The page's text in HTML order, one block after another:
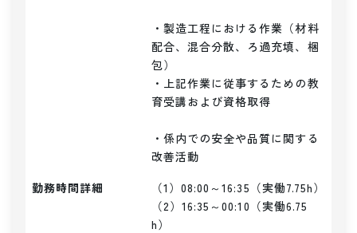
・製造工程における作業（材料
配合、混合分散、ろ過充填、梱
包）
・上記作業に従事するための教
育受講および資格取得
・係内での安全や品質に関する
改善活動
勤務時間詳細
（1）08:00～16:35（実働7.75h）
（2）16:35～00:10（実働6.75
h）